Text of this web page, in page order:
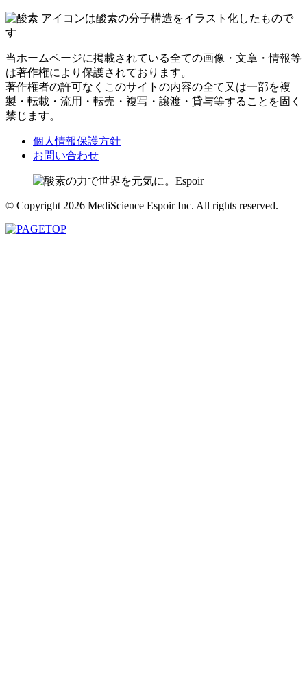
アイコンは酸素の分子構造をイラスト化したもので
す
当ホームページに掲載されている全ての画像・文章・情報等
は著作権により保護されております。
著作権者の許可なくこのサイトの内容の全て又は一部を複
製・転載・流用・転売・複写・譲渡・貸与等することを固く
禁じます。
個人情報保護方針
お問い合わせ
© Copyright 2026 MediScience Espoir Inc. All rights reserved.